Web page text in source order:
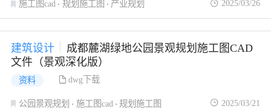
施工图cad 规划施工图 产业规划 2025/03/26
建筑设计
成都麓湖绿地公园景观规划施工图CAD
文件（景观深化版）
资料 dwg下载
公园景观规划 施工图cad 规划施工图 2025/03/21